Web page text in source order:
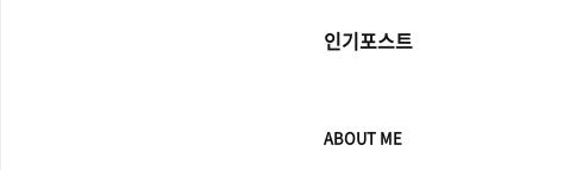
인기포스트
ABOUT ME